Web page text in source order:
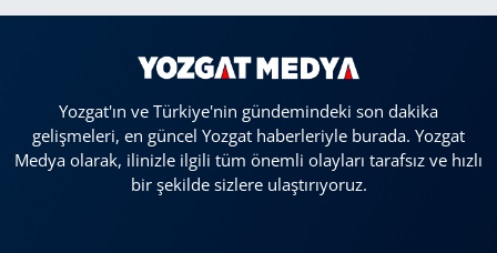
Yozgat'ın ve Türkiye'nin gündemindeki son dakika
gelişmeleri, en güncel Yozgat haberleriyle burada. Yozgat
Medya olarak, ilinizle ilgili tüm önemli olayları tarafsız ve hızlı
bir şekilde sizlere ulaştırıyoruz.